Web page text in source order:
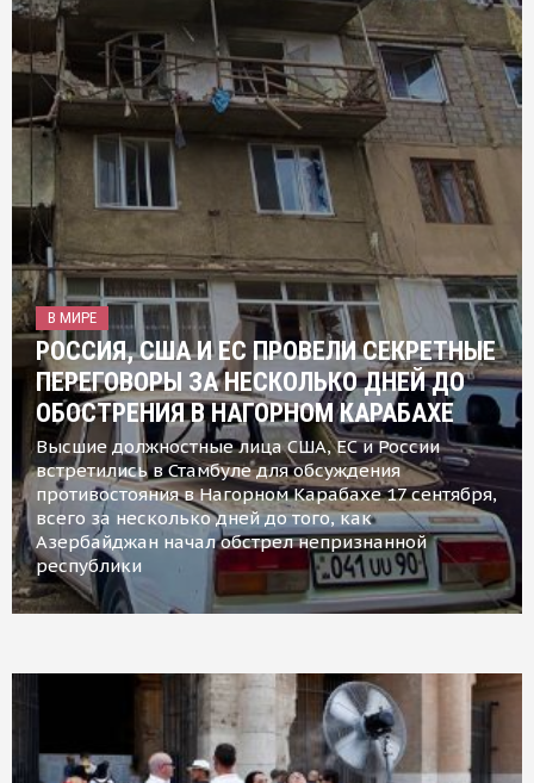
В МИРЕ
РОССИЯ, США И ЕС ПРОВЕЛИ СЕКРЕТНЫЕ
ПЕРЕГОВОРЫ ЗА НЕСКОЛЬКО ДНЕЙ ДО
ОБОСТРЕНИЯ В НАГОРНОМ КАРАБАХЕ
Высшие должностные лица США, ЕС и России
встретились в Стамбуле для обсуждения
противостояния в Нагорном Карабахе 17 сентября,
всего за несколько дней до того, как
Азербайджан начал обстрел непризнанной
республики